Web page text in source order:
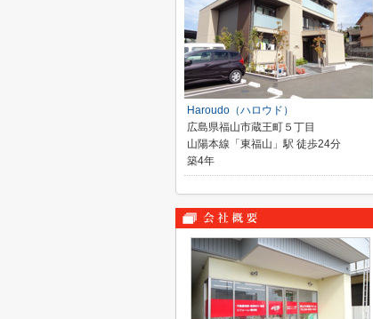
Haroudo（ハロウド）
広島県福山市蔵王町５丁目
山陽本線「東福山」駅 徒歩24分
築4年